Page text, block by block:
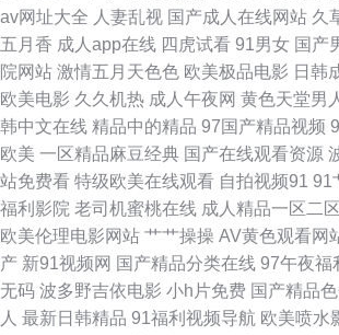
干狠日 老湿机试看福利 欧亚色图999 无码三级视频
机在线 操逼av资源导航 丰满熟女视频 久久国产黄色
色福利导航 自拍69 www日逼 国内久久 欧美成人日韩
视频在线看 超碰97人妻在线 国产午夜伦鲁鲁 伦理片
午夜三级激情 91涩涩大片 超碰观看人妻 黑丝袜诱惑
拍青青草 91操黑丝 AV音影先锋 国产视频一区在线
av网址大全 人妻乱视 国产成人在线网站 久
五月香 成人app在线 四虎试看 91男女 国产
院网站 激情五月天色色 欧美极品电影 日韩
欧美电影 久久机热 成人午夜网 黄色天堂男
韩中文在线 精品中的精品 97国产精品视频
欧美 一区精品麻豆经典 国产在线观看资源
站免费看 特级欧美在线观看 自拍视频91 91
福利影院 老司机蜜桃在线 成人精品一区二区
欧美伦理电影网站 艹艹操操 AV黄色观看网
产 新91视频网 国产精品分类在线 97午夜福
无码 波多野吉依电影 小h片免费 国产精品
人 最新日韩精品 91福利视频导航 欧美喷水